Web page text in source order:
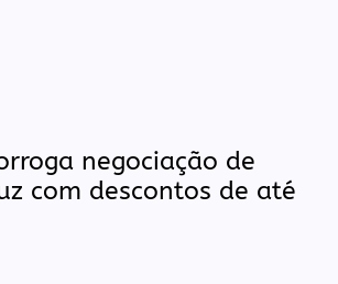
negociação de
com descontos de até